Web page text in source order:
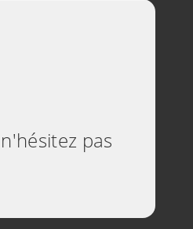
pas